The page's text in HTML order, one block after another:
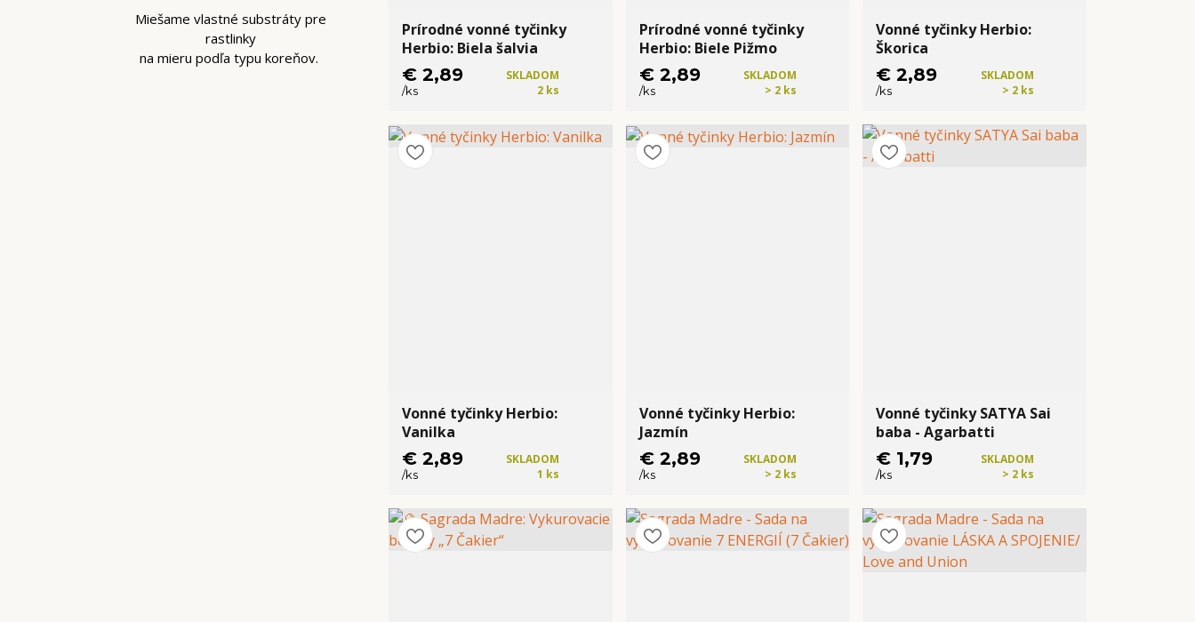
Prírodné vonné tyčinky
Herbio: Biela šalvia
€ 2,89
/ks
SKLADOM
2 ks
Kúpiť
Prírodné vonné tyčinky
Herbio: Biele Pižmo
€ 2,89
/ks
SKLADOM
> 2 ks
Kúpiť
Vonné tyčinky Herbio:
Škorica
€ 2,89
/ks
SKLADOM
> 2 ks
Kúpiť
Vonné tyčinky Herbio:
Vanilka
€ 2,89
/ks
SKLADOM
1 ks
Kúpiť
Vonné tyčinky Herbio:
Jazmín
€ 2,89
/ks
SKLADOM
> 2 ks
Kúpiť
Vonné tyčinky SATYA Sai
baba - Agarbatti
€ 1,79
/ks
SKLADOM
> 2 ks
Kúpiť
Miešame vlastné substráty pre
rastlinky
na mieru podľa typu koreňov.